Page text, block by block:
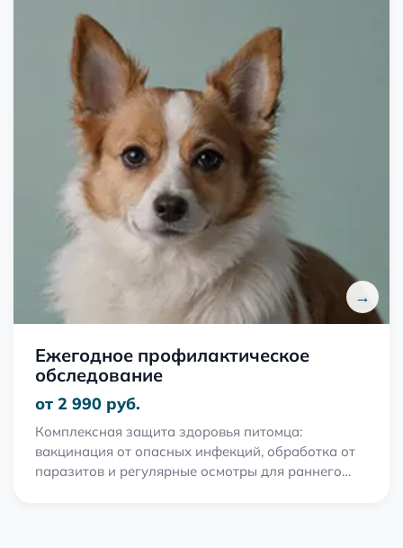
→
Ежегодное профилактическое
обследование
от 2 990 руб.
Комплексная защита здоровья питомца:
вакцинация от опасных инфекций, обработка от
паразитов и регулярные осмотры для раннего